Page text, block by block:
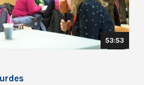
53:53